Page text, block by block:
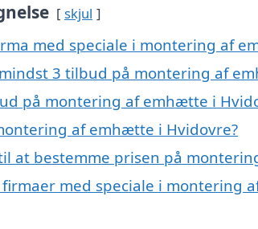
skjul
med speciale i montering af
3 tilbud på montering af
på montering af emhætte i
af emhætte i Hvidovre?
at bestemme prisen på
med speciale i montering